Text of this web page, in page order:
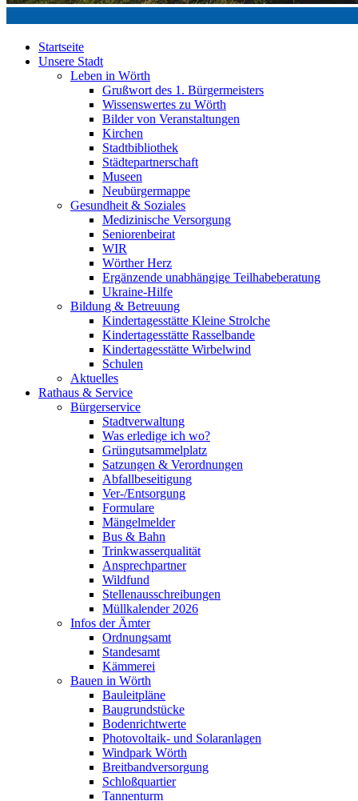
Startseite
Unsere Stadt
Leben in Wörth
Grußwort des 1. Bürgermeisters
Wissenswertes zu Wörth
Bilder von Veranstaltungen
Kirchen
Stadtbibliothek
Städtepartnerschaft
Museen
Neubürgermappe
Gesundheit & Soziales
Medizinische Versorgung
Seniorenbeirat
WIR
Wörther Herz
Ergänzende unabhängige Teilhabeberatung
Ukraine-Hilfe
Bildung & Betreuung
Kindertagesstätte Kleine Strolche
Kindertagesstätte Rasselbande
Kindertagesstätte Wirbelwind
Schulen
Aktuelles
Rathaus & Service
Bürgerservice
Stadtverwaltung
Was erledige ich wo?
Grüngutsammelplatz
Satzungen & Verordnungen
Abfallbeseitigung
Ver-/Entsorgung
Formulare
Mängelmelder
Bus & Bahn
Trinkwasserqualität
Ansprechpartner
Wildfund
Stellenausschreibungen
Müllkalender 2026
Infos der Ämter
Ordnungsamt
Standesamt
Kämmerei
Bauen in Wörth
Bauleitpläne
Baugrundstücke
Bodenrichtwerte
Photovoltaik- und Solaranlagen
Windpark Wörth
Breitbandversorgung
Schloßquartier
Tannenturm